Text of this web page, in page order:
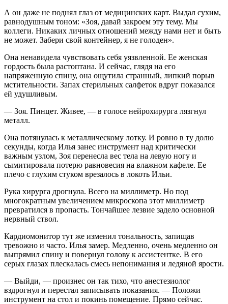
А он даже не поднял глаз от медицинских карт. Выдал сухим,
равнодушным тоном: «Зоя, давай закроем эту тему. Мы
коллеги. Никаких личных отношений между нами нет и быть
не может. Забери свой контейнер, я не голоден».
Она ненавидела чувствовать себя уязвленной. Ее женская
гордость была растоптана. И сейчас, глядя на его
напряженную спину, она ощутила странный, липкий порыв
мстительности. Запах стерильных салфеток вдруг показался
ей удушливым.
— Зоя. Пинцет. Живее, — в голосе нейрохирурга лязгнул
металл.
Она потянулась к металлическому лотку. И ровно в ту долю
секунды, когда Илья занес инструмент над критически
важным узлом, Зоя перенесла вес тела на левую ногу и
сымитировала потерю равновесия на влажном кафеле. Ее
плечо с глухим стуком врезалось в локоть Ильи.
Рука хирурга дрогнула. Всего на миллиметр. Но под
многократным увеличением микроскопа этот миллиметр
превратился в пропасть. Тончайшее лезвие задело основной
нервный ствол.
Кардиомонитор тут же изменил тональность, запищав
тревожно и часто. Илья замер. Медленно, очень медленно он
выпрямил спину и повернул голову к ассистентке. В его
серых глазах плескалась смесь непонимания и ледяной ярости.
— Выйди, — произнес он так тихо, что анестезиолог
вздрогнул и перестал записывать показания. — Положи
инструмент на стол и покинь помещение. Прямо сейчас.